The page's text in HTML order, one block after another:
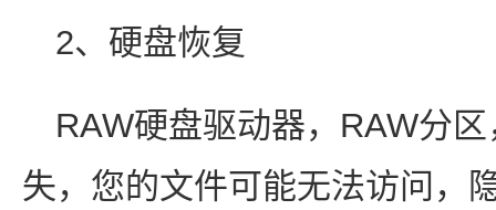
2、硬盘恢复
RAW硬盘驱动器，RAW分
失，您的文件可能无法访问，